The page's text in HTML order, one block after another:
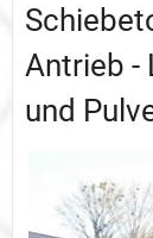
Antrieb -
und